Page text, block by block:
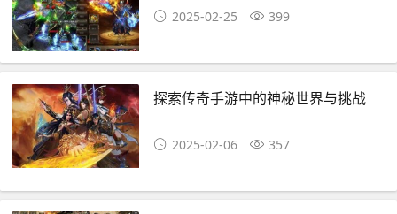
2025-02-25 399
探索传奇手游中的神秘世界与挑战
2025-02-06 357